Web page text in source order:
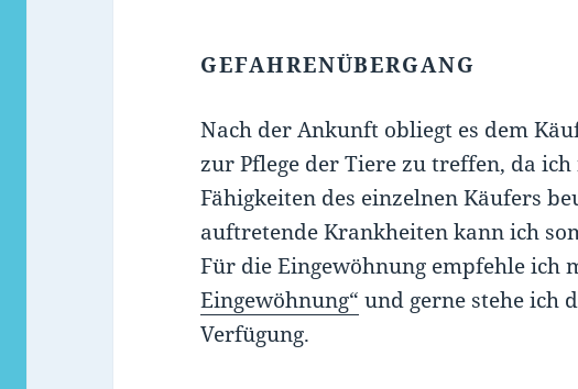
GEFAHRENÜBERGANG
Nach der Ankunft obliegt es dem
zur Pflege der Tiere zu treffen, da
Fähigkeiten des einzelnen Käufers
auftretende Krankheiten kann ich
Für die Eingewöhnung empfehle ich
Eingewöhnung“ und gerne stehe ich
Verfügung.